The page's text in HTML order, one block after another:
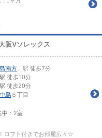
阪Vソレックス
南方 」駅 徒歩7分
駅 徒歩10分
駅 徒歩20分
島 ６丁目
： 2室
ロフト付きでお部屋広々☆